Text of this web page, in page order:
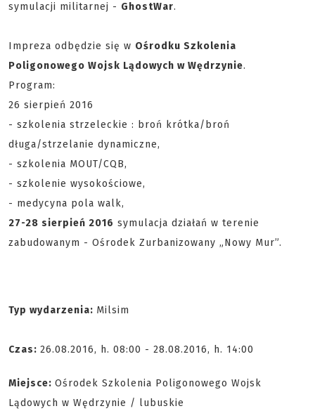
symulacji militarnej - GhostWar.
Impreza odbędzie się w Ośrodku Szkolenia
Poligonowego Wojsk Lądowych w Wędrzynie.
Program:
26 sierpień 2016
- szkolenia strzeleckie : broń krótka/broń
długa/strzelanie dynamiczne,
- szkolenia MOUT/CQB,
- szkolenie wysokościowe,
- medycyna pola walk,
27-28 sierpień 2016 symulacja działań w terenie
zabudowanym - Ośrodek Zurbanizowany „Nowy Mur”.
Typ wydarzenia: Milsim
Czas: 26.08.2016, h. 08:00 - 28.08.2016, h. 14:00
Miejsce: Ośrodek Szkolenia Poligonowego Wojsk
Lądowych w Wędrzynie / lubuskie